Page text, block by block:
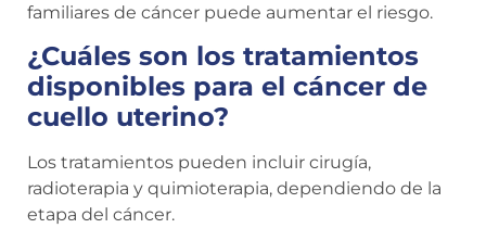
familiares de cáncer puede aumentar el riesgo.
¿Cuáles son los tratamientos
disponibles para el cáncer de
cuello uterino?
Los tratamientos pueden incluir cirugía,
radioterapia y quimioterapia, dependiendo de la
etapa del cáncer.